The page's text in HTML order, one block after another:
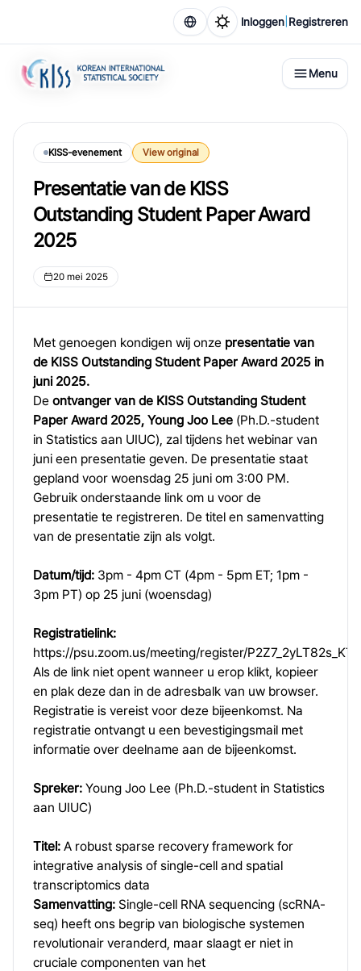
Inloggen Registreren
Menu
KISS-evenement View original
Presentatie van de KISS
Outstanding Student Paper Award
2025
20 mei 2025
Met genoegen kondigen wij onze presentatie van
de KISS Outstanding Student Paper Award 2025 in
juni 2025.
De ontvanger van de KISS Outstanding Student
Paper Award 2025, Young Joo Lee (Ph.D.-student
in Statistics aan UIUC), zal tijdens het webinar van
juni een presentatie geven. De presentatie staat
gepland voor woensdag 25 juni om 3:00 PM.
Gebruik onderstaande link om u voor de
presentatie te registreren. De titel en samenvatting
van de presentatie zijn als volgt.
Datum/tijd: 3pm - 4pm CT (4pm - 5pm ET; 1pm -
3pm PT) op 25 juni (woensdag)
Registratielink:
https://psu.zoom.us/meeting/register/
Als de link niet opent wanneer u erop klikt, kopieer
en plak deze dan in de adresbalk van uw browser.
Registratie is vereist voor deze bijeenkomst. Na
registratie ontvangt u een bevestigingsmail met
informatie over deelname aan de bijeenkomst.
Spreker: Young Joo Lee (Ph.D.-student in Statistics
aan UIUC)
Titel: A robust sparse recovery framework for
integrative analysis of single-cell and spatial
transcriptomics data
Samenvatting: Single-cell RNA sequencing (scRNA-
seq) heeft ons begrip van biologische systemen
revolutionair veranderd, maar slaagt er niet in
cruciale componenten van het